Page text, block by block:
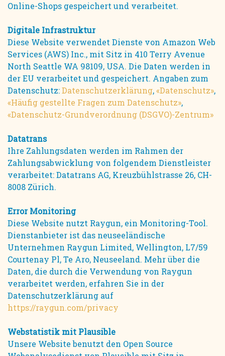
Online-Shops gespeichert und verarbeitet.
Digitale Infrastruktur
Diese Website verwendet Dienste von Amazon Web
Services (AWS) Inc., mit Sitz in 410 Terry Avenue
North Seattle WA 98109, USA. Die Daten werden in
der EU verarbeitet und gespeichert. Angaben zum
Datenschutz:Datenschutzerklärung,«Datenschutz»,
«Häufig gestellte Fragen zum Datenschutz»,
«Datenschutz-Grundverordnung (DSGVO)-Zentrum»
Datatrans
Ihre Zahlungsdaten werden im Rahmen der
Zahlungsabwicklung von folgendem Dienstleister
verarbeitet: Datatrans AG, Kreuzbühlstrasse 26, CH-
8008 Zürich.
Error Monitoring
Diese Website nutzt Raygun, ein Monitoring-Tool.
Dienstanbieter ist das neuseeländische
Unternehmen Raygun Limited, Wellington, L7/59
Courtenay Pl, Te Aro, Neuseeland. Mehr über die
Daten, die durch die Verwendung von Raygun
verarbeitet werden, erfahren Sie in der
Datenschutzerklärung auf
https://raygun.com/privacy
Webstatistik mit Plausible
Unsere Website benutzt den Open Source